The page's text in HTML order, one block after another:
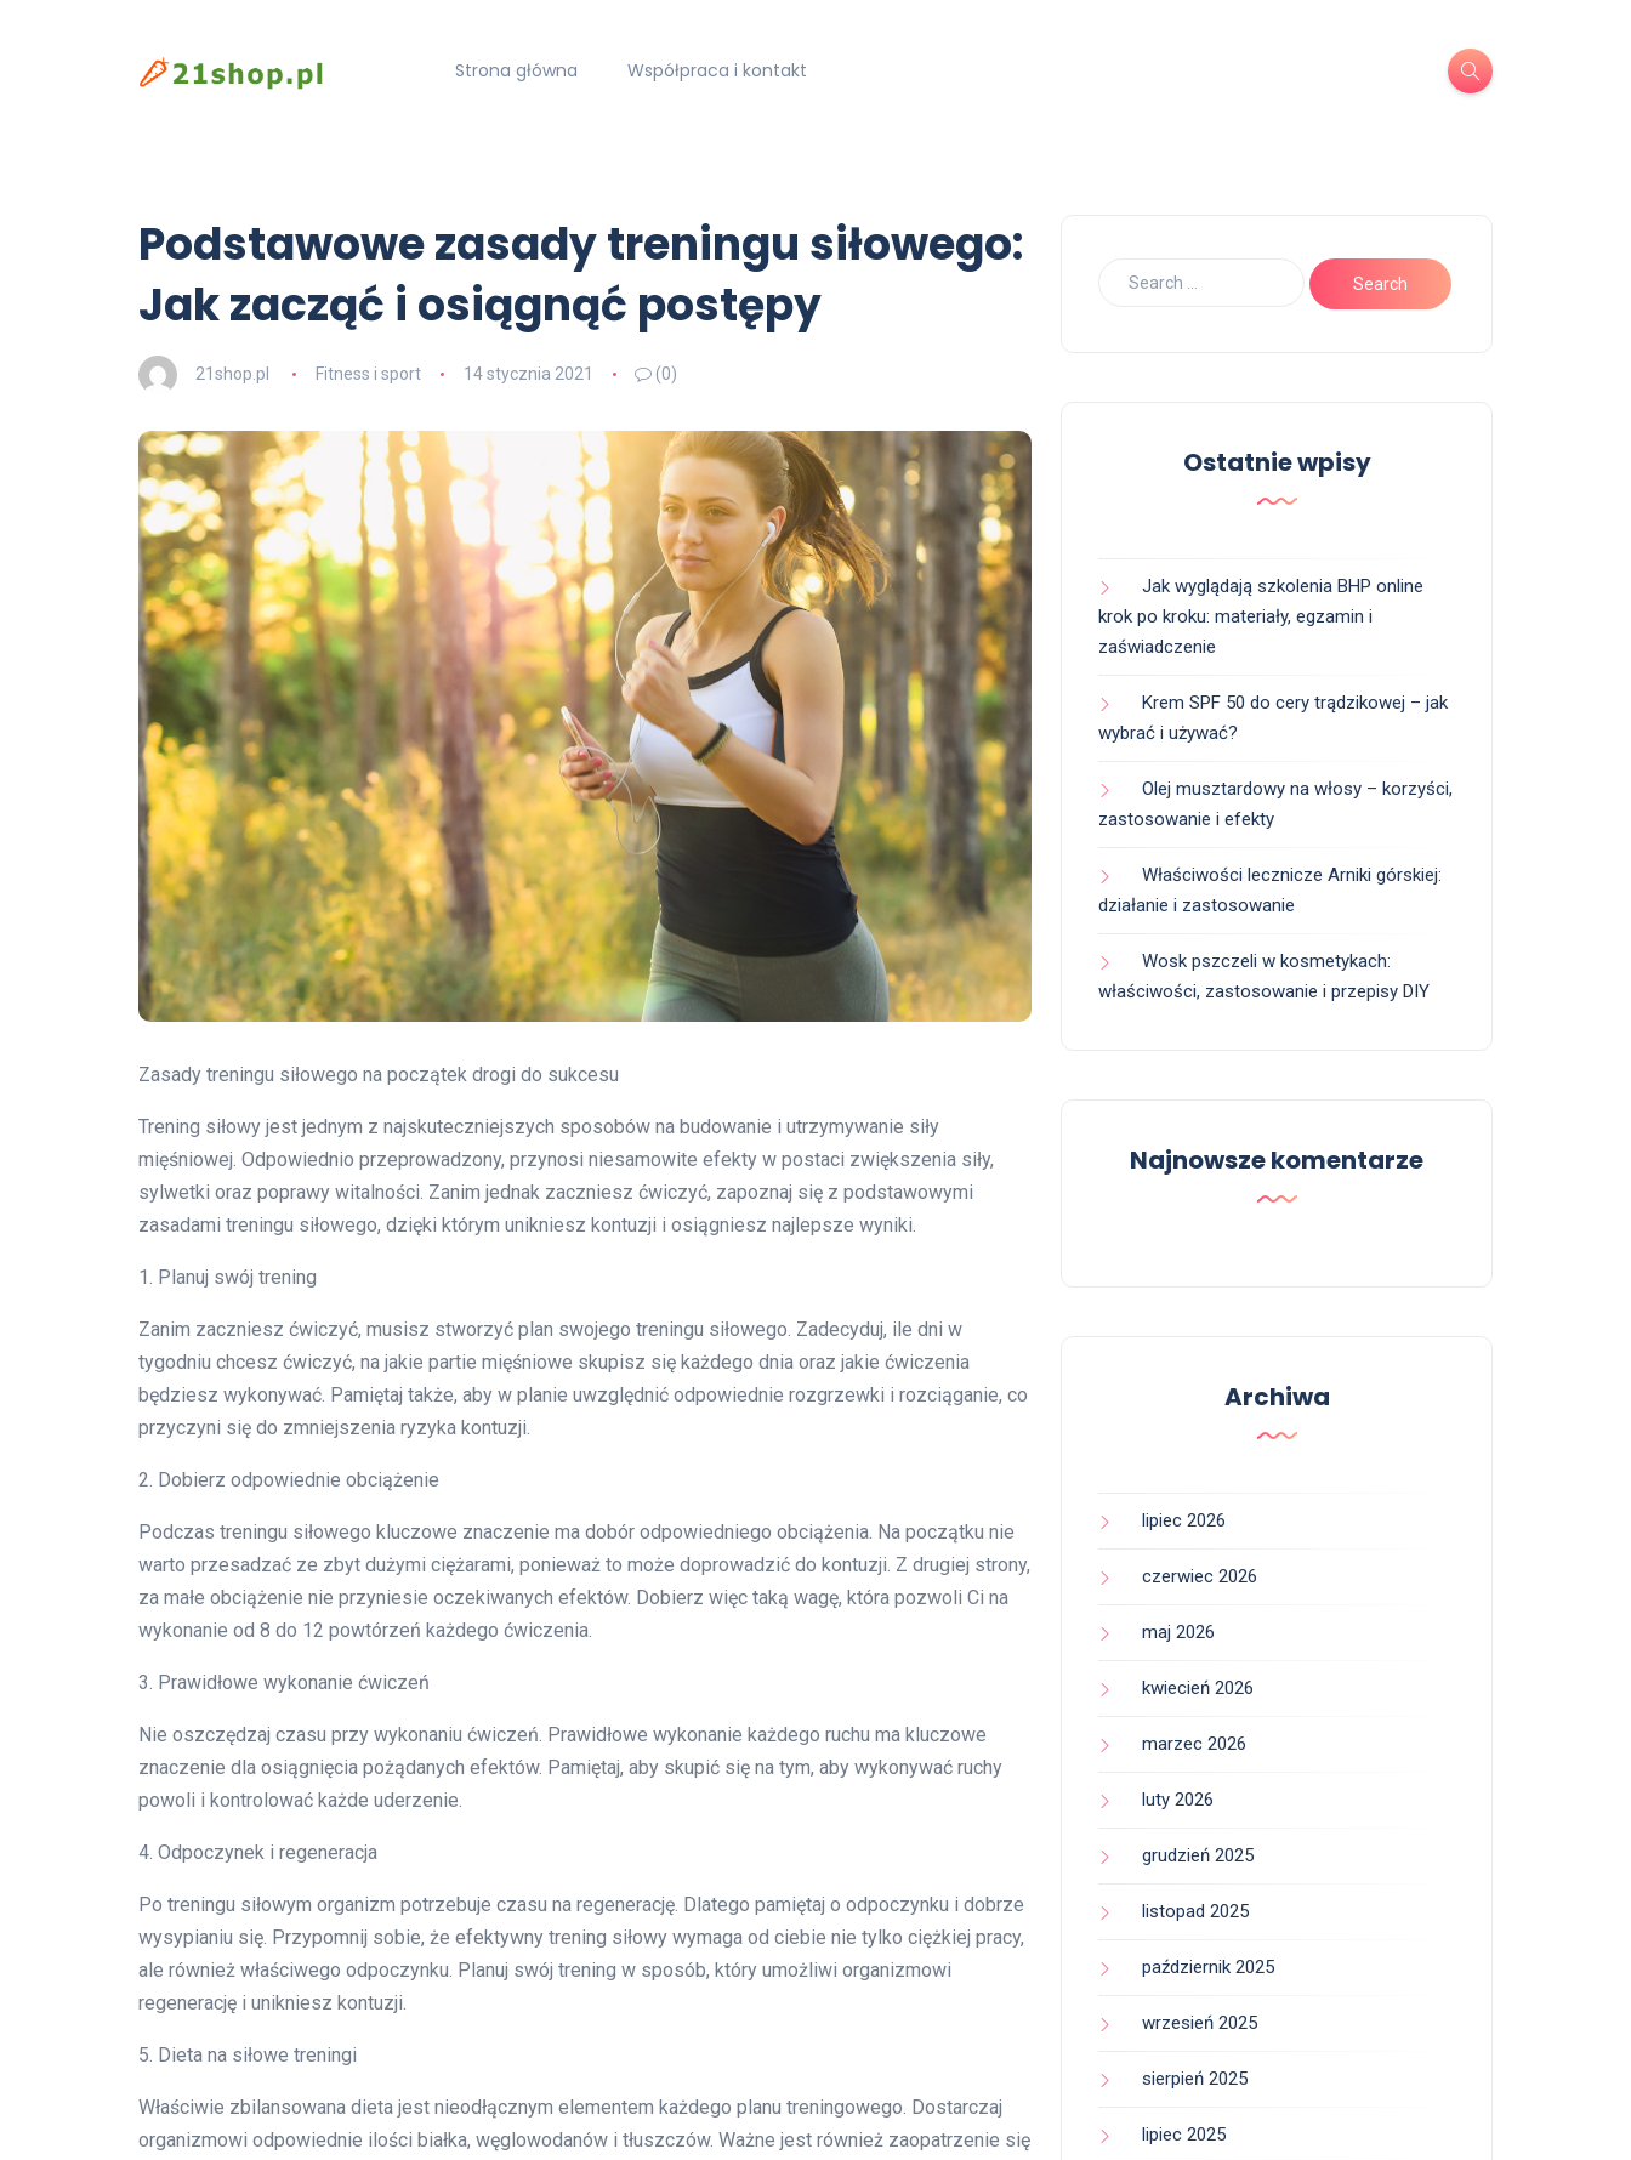
Strona główna Współpraca i kontakt
Podstawowe zasady treningu siłowego:
Jak zacząć i osiągnąć postępy
21shop.pl Fitness i sport 14 stycznia 2021 (0)
Zasady treningu siłowego na początek drogi do sukcesu
Trening siłowy jest jednym z najskuteczniejszych sposobów na budowanie i utrzymywanie siły
mięśniowej. Odpowiednio przeprowadzony, przynosi niesamowite efekty w postaci zwiększenia siły,
sylwetki oraz poprawy witalności. Zanim jednak zaczniesz ćwiczyć, zapoznaj się z podstawowymi
zasadami treningu siłowego, dzięki którym unikniesz kontuzji i osiągniesz najlepsze wyniki.
1. Planuj swój trening
Zanim zaczniesz ćwiczyć, musisz stworzyć plan swojego treningu siłowego. Zadecyduj, ile dni w
tygodniu chcesz ćwiczyć, na jakie partie mięśniowe skupisz się każdego dnia oraz jakie ćwiczenia
będziesz wykonywać. Pamiętaj także, aby w planie uwzględnić odpowiednie rozgrzewki i rozciąganie, co
przyczyni się do zmniejszenia ryzyka kontuzji.
2. Dobierz odpowiednie obciążenie
Podczas treningu siłowego kluczowe znaczenie ma dobór odpowiedniego obciążenia. Na początku nie
warto przesadzać ze zbyt dużymi ciężarami, ponieważ to może doprowadzić do kontuzji. Z drugiej strony,
za małe obciążenie nie przyniesie oczekiwanych efektów. Dobierz więc taką wagę, która pozwoli Ci na
wykonanie od 8 do 12 powtórzeń każdego ćwiczenia.
3. Prawidłowe wykonanie ćwiczeń
Nie oszczędzaj czasu przy wykonaniu ćwiczeń. Prawidłowe wykonanie każdego ruchu ma kluczowe
znaczenie dla osiągnięcia pożądanych efektów. Pamiętaj, aby skupić się na tym, aby wykonywać ruchy
powoli i kontrolować każde uderzenie.
4. Odpoczynek i regeneracja
Po treningu siłowym organizm potrzebuje czasu na regenerację. Dlatego pamiętaj o odpoczynku i dobrze
wysypianiu się. Przypomnij sobie, że efektywny trening siłowy wymaga od ciebie nie tylko ciężkiej pracy,
ale również właściwego odpoczynku. Planuj swój trening w sposób, który umożliwi organizmowi
regenerację i unikniesz kontuzji.
5. Dieta na siłowe treningi
Właściwie zbilansowana dieta jest nieodłącznym elementem każdego planu treningowego. Dostarczaj
organizmowi odpowiednie ilości białka, węglowodanów i tłuszczów. Ważne jest również zaopatrzenie się
Ostatnie wpisy
Jak wyglądają szkolenia BHP online
krok po kroku: materiały, egzamin i
zaświadczenie
Krem SPF 50 do cery trądzikowej – jak
wybrać i używać?
Olej musztardowy na włosy – korzyści,
zastosowanie i efekty
Właściwości lecznicze Arniki górskiej:
działanie i zastosowanie
Wosk pszczeli w kosmetykach:
właściwości, zastosowanie i przepisy DIY
Najnowsze komentarze
Archiwa
lipiec 2026
czerwiec 2026
maj 2026
kwiecień 2026
marzec 2026
luty 2026
grudzień 2025
listopad 2025
październik 2025
wrzesień 2025
sierpień 2025
lipiec 2025